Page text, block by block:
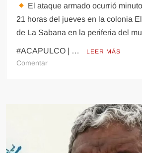
El ataque armado ocurrió
21 horas del jueves en la colonia
de La Sabana en la periferia del
#ACAPULCO | … LEER MÁS
Comentaren
contenido
Spiterman